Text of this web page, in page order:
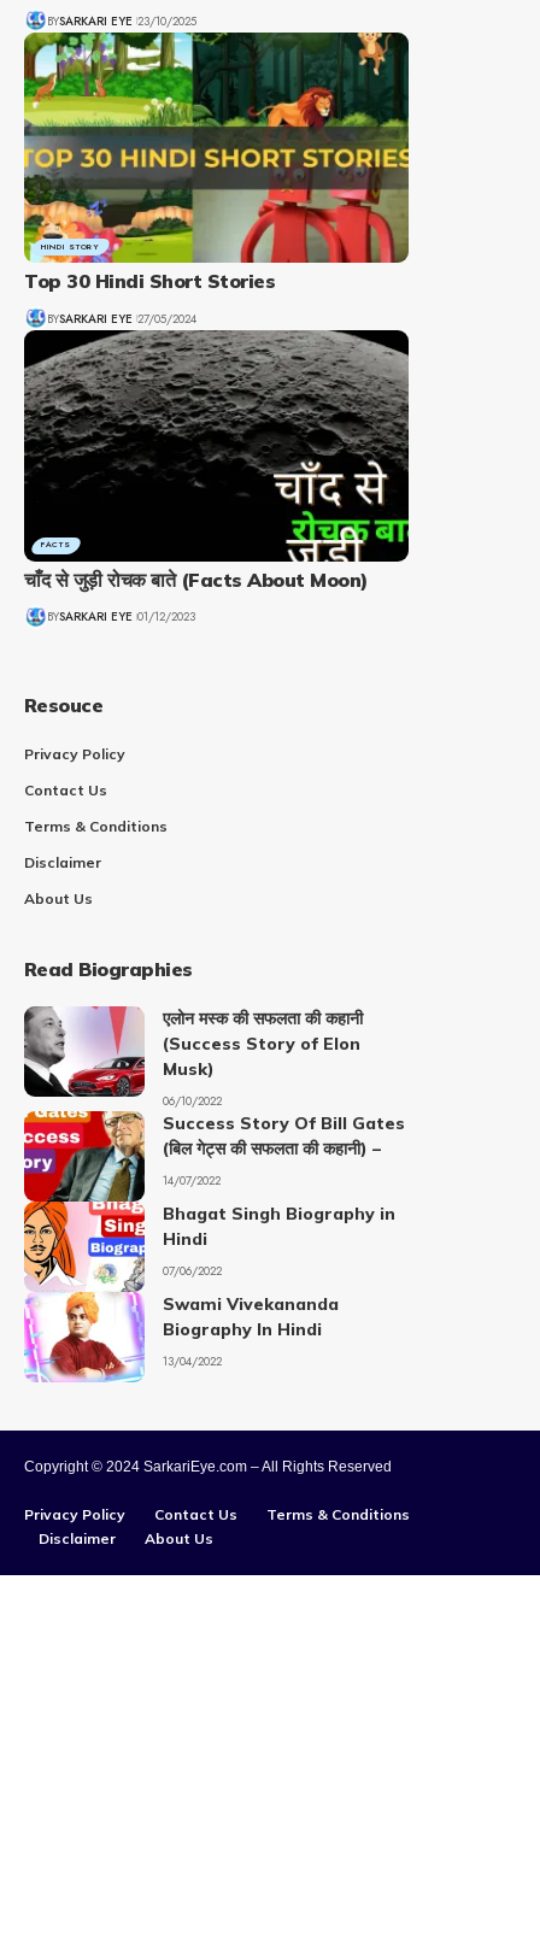
BYSARKARI EYE 23/10/2025
HINDI STORY
Top 30 Hindi Short Stories
BYSARKARI EYE 27/05/2024
FACTS
चाँद से जुड़ी रोचक बाते (Facts About Moon)
BYSARKARI EYE 01/12/2023
Resouce
Privacy Policy
Contact Us
Terms & Conditions
Disclaimer
About Us
Read Biographies
एलोन मस्क की सफलता की कहानी
(Success Story of Elon
Musk)
06/10/2022
Success Story Of Bill Gates
(बिल गेट्स की सफलता की कहानी) –
14/07/2022
Bhagat Singh Biography in
Hindi
07/06/2022
Swami Vivekananda
Biography In Hindi
13/04/2022
Copyright © 2024 SarkariEye.com – All Rights Reserved
Privacy Policy Contact Us
Terms & Conditions
Disclaimer
About Us